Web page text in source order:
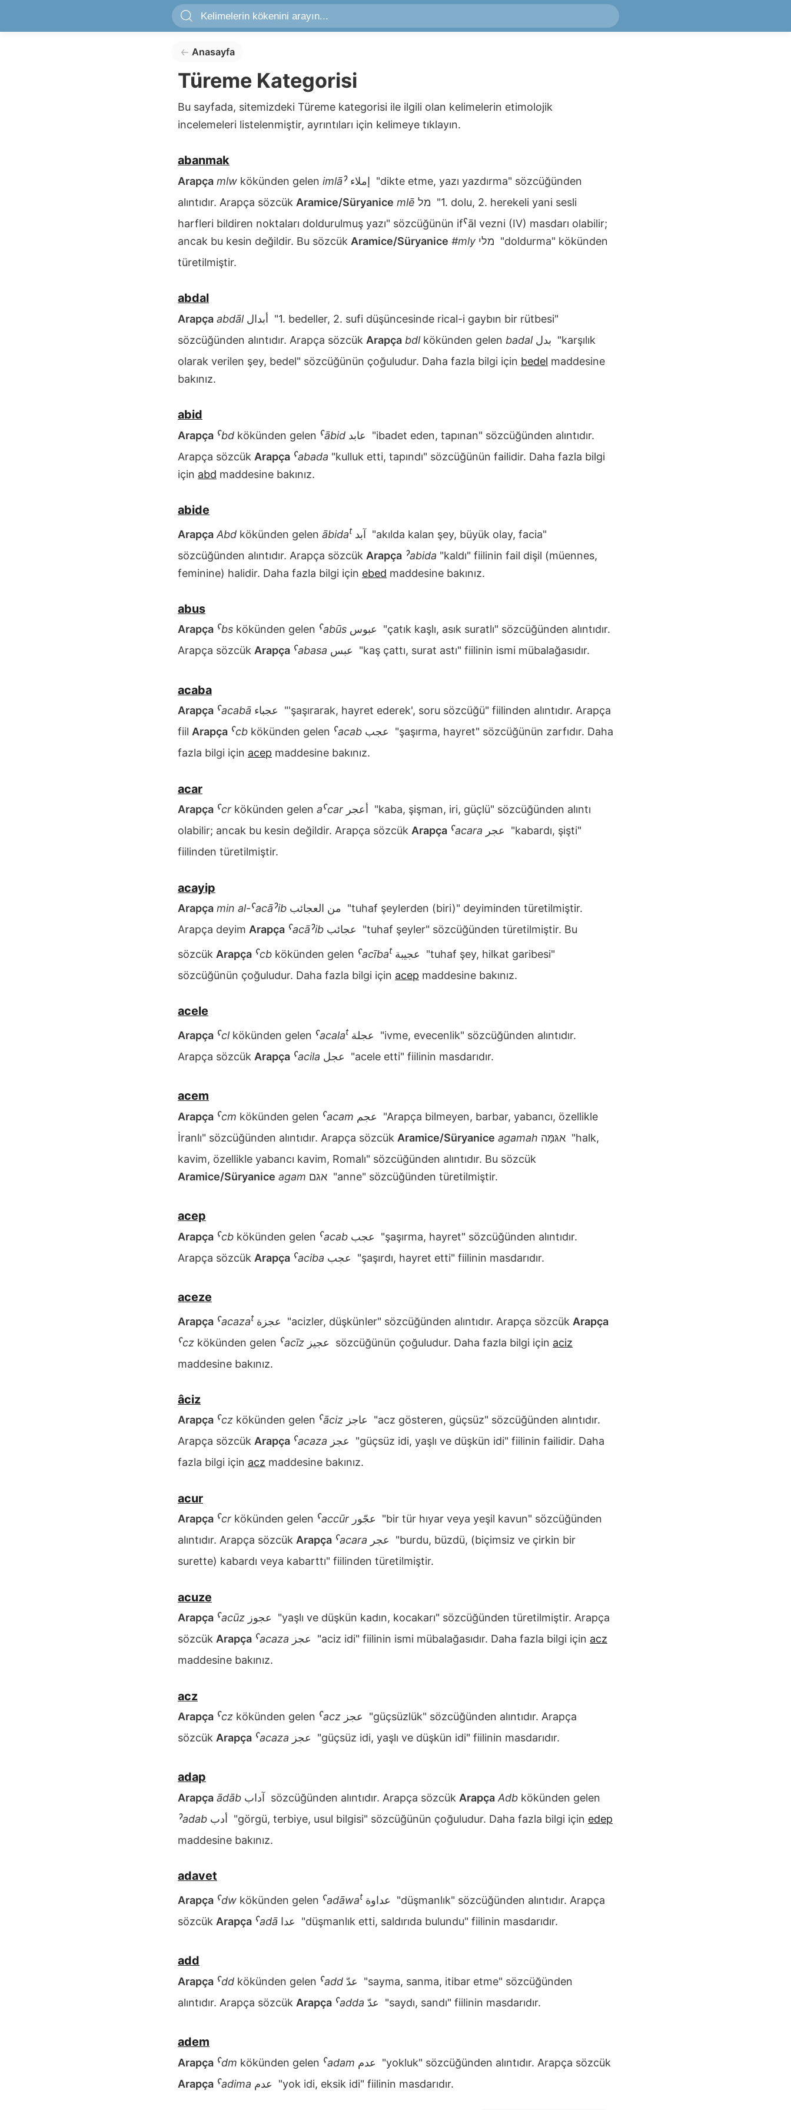
Anasayfa
Türeme Kategorisi
Bu sayfada, sitemizdeki Türeme kategorisi ile ilgili olan kelimelerin etimolojik
incelemeleri listelenmiştir, ayrıntıları için kelimeye tıklayın.
abanmak
Arapça mlw kökünden gelen imlāˀ
"dikte etme, yazı yazdırma" sözcüğünden
alıntıdır. Arapça sözcük Aramice/Süryanice mlē
"1. dolu, 2. herekeli yani sesli
harfleri bildiren noktaları doldurulmuş yazı" sözcüğünün ifˁāl vezni (IV) masdarı olabilir;
ancak bu kesin değildir. Bu sözcük Aramice/Süryanice #mly
"doldurma" kökünden
türetilmiştir.
abdal
Arapça abdāl
"1. bedeller, 2. sufi düşüncesinde rical-i gaybın bir rütbesi"
sözcüğünden alıntıdır. Arapça sözcük Arapça bdlkökünden gelen badal
"karşılık
olarak verilen şey, bedel" sözcüğünün çoğuludur. Daha fazla bilgi için bedel maddesine
bakınız.
abid
Arapça ˁbd kökünden gelen ˁābid
"ibadet eden, tapınan" sözcüğünden alıntıdır.
Arapça sözcük Arapça ˁabada "kulluk etti, tapındı" sözcüğünün failidir. Daha fazla bilgi
için abd maddesine bakınız.
abide
Arapça Abd kökünden gelen ābidat
"akılda kalan şey, büyük olay, facia"
sözcüğünden alıntıdır. Arapça sözcük Arapça ˀabida "kaldı" fiilinin fail dişil (müennes,
feminine) halidir. Daha fazla bilgi için ebed maddesine bakınız.
abus
Arapça ˁbs kökünden gelen ˁabūs
"çatık kaşlı, asık suratlı" sözcüğünden alıntıdır.
Arapça sözcük Arapça ˁabasa "kaş çattı, surat astı" fiilinin ismi mübalağasıdır.
acaba
Arapça ˁacabā
"'şaşırarak, hayret ederek', soru sözcüğü" fiilinden alıntıdır. Arapça
fiil Arapça ˁcb kökünden gelen ˁacab
"şaşırma, hayret" sözcüğünün zarfıdır. Daha
fazla bilgi için acep maddesine bakınız.
acar
Arapça ˁcr kökünden gelen aˁcar
"kaba, şişman, iri, güçlü" sözcüğünden alıntı
olabilir; ancak bu kesin değildir. Arapça sözcük Arapça ˁacara
"kabardı, şişti"
fiilinden türetilmiştir.
acayip
Arapça min al-ˁacāˀib
"tuhaf şeylerden (biri)" deyiminden türetilmiştir.
Arapça deyim Arapça ˁacāˀib
"tuhaf şeyler" sözcüğünden türetilmiştir. Bu
sözcük Arapça ˁcb kökünden gelen ˁacībat
"tuhaf şey, hilkat garibesi"
sözcüğünün çoğuludur. Daha fazla bilgi için acep maddesine bakınız.
acele
Arapça ˁclkökünden gelen ˁacalat
"ivme, evecenlik" sözcüğünden alıntıdır.
Arapça sözcük Arapça ˁacila "acele etti" fiilinin masdarıdır.
acem
Arapça ˁcm kökünden gelen ˁacam
"Arapça bilmeyen, barbar, yabancı, özellikle
İranlı" sözcüğünden alıntıdır. Arapça sözcük Aramice/Süryanice agamah
"halk,
kavim, özellikle yabancı kavim, Romalı" sözcüğünden alıntıdır. Bu sözcük
Aramice/Süryanice agam "anne" sözcüğünden türetilmiştir.
acep
Arapça ˁcb kökünden gelen ˁacab
"şaşırma, hayret" sözcüğünden alıntıdır.
Arapça sözcük Arapça ˁaciba "şaşırdı, hayret etti" fiilinin masdarıdır.
aceze
Arapça ˁacazat "acizler, düşkünler" sözcüğünden alıntıdır. Arapça sözcük Arapça
ˁcz kökünden gelen ˁacīz sözcüğünün çoğuludur. Daha fazla bilgi için aciz
maddesine bakınız.
âciz
Arapça ˁcz kökünden gelen ˁāciz
"acz gösteren, güçsüz" sözcüğünden alıntıdır.
Arapça sözcük Arapça ˁacaza
"güçsüz idi, yaşlı ve düşkün idi" fiilinin failidir. Daha
fazla bilgi için acz maddesine bakınız.
acur
Arapça ˁcr kökünden gelen ˁaccūr
"bir tür hıyar veya yeşil kavun" sözcüğünden
alıntıdır. Arapça sözcük Arapça ˁacara
"burdu, büzdü, (biçimsiz ve çirkin bir
surette) kabardı veya kabarttı" fiilinden türetilmiştir.
acuze
Arapça ˁacūz
"yaşlı ve düşkün kadın, kocakarı" sözcüğünden türetilmiştir. Arapça
sözcük Arapça ˁacaza "aciz idi" fiilinin ismi mübalağasıdır. Daha fazla bilgi için acz
maddesine bakınız.
acz
Arapça ˁcz kökünden gelen ˁacz
"güçsüzlük" sözcüğünden alıntıdır. Arapça
sözcük Arapça ˁacaza "güçsüz idi, yaşlı ve düşkün idi" fiilinin masdarıdır.
adap
Arapça ādāb sözcüğünden alıntıdır. Arapça sözcük Arapça Adb kökünden gelen
ˀadab
"görgü, terbiye, usul bilgisi" sözcüğünün çoğuludur. Daha fazla bilgi için edep
maddesine bakınız.
adavet
Arapça ˁdw kökünden gelen ˁadāwat
"düşmanlık" sözcüğünden alıntıdır. Arapça
sözcük Arapça ˁadā "düşmanlık etti, saldırıda bulundu" fiilinin masdarıdır.
add
Arapça ˁdd kökünden gelen ˁadd
"sayma, sanma, itibar etme" sözcüğünden
alıntıdır. Arapça sözcük Arapça ˁadda "saydı, sandı" fiilinin masdarıdır.
adem
Arapça ˁdm kökünden gelen ˁadam
"yokluk" sözcüğünden alıntıdır. Arapça sözcük
Arapça ˁadima "yok idi, eksik idi" fiilinin masdarıdır.